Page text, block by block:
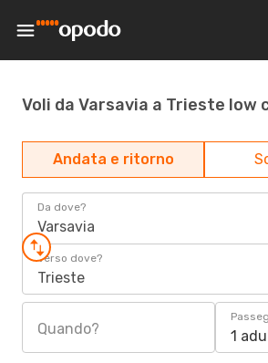
Voli da Varsavia a Trieste low
Andata e ritorno
Da dove?
Varsavia
Verso dove?
Trieste
Quando? 1